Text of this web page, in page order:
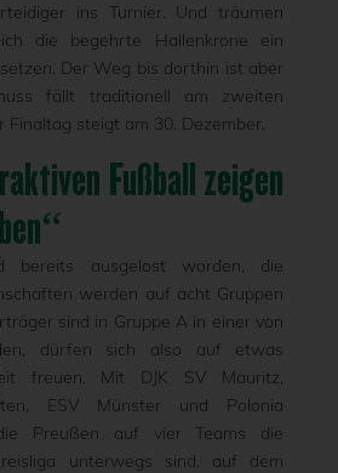
ins Turnier. Und träumen
die begehrte Hallenkrone ein
Der Weg bis dorthin ist aber
fällt traditionell am zweiten
Finaltag steigt am 30. Dezember.
Fußball zeigen
bereits ausgelost worden, die
werden auf acht Gruppen
sind in Gruppe A in einer von
dürfen sich also auf etwas
freuen. Mit DJK SV Mauritz,
ESV Münster und Polonia
Preußen auf vier Teams die
unterwegs sind, auf dem